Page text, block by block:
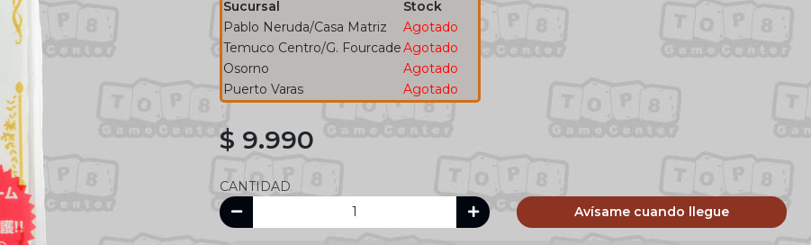
Sucursal
Stock
Pablo Neruda/Casa Matriz
Agotado
Temuco Centro/G. FourcadeAgotado
Osorno
Agotado
Puerto Varas
Agotado
$ 9.990
CANTIDAD
Avísame cuando llegue